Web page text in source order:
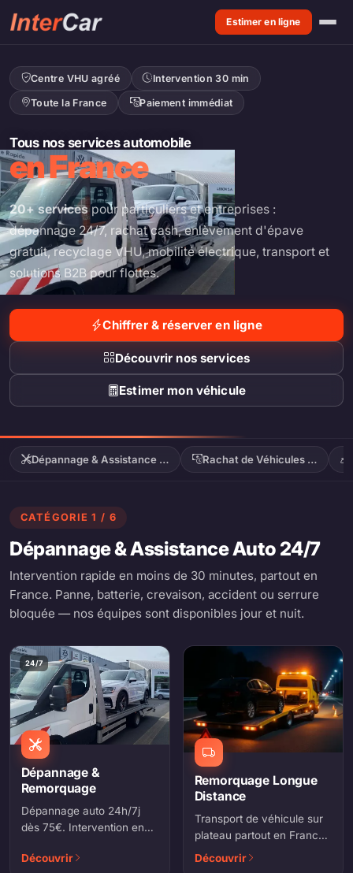
Estimer en ligne
Centre VHU agréé Intervention 30 min
Toute la France Paiement immédiat
Tous nos services automobile
en France
20+ servicespour particuliers et entreprises :
dépannage 24/7, rachat cash, enlèvement d'épave
gratuit, recyclage VHU, mobilité électrique, transport et
solutions B2B pour flottes.
Chiffrer & réserver en ligne
Découvrir nos services
Estimer mon véhicule
Dépannage & Assistance … Rachat de Véhicules …
CATÉGORIE 1 / 6
Dépannage & Assistance Auto 24/7
Intervention rapide en moins de 30 minutes, partout en
France. Panne, batterie, crevaison, accident ou serrure
bloquée — nos équipes sont disponibles jour et nuit.
24/7
Dépannage &
Remorquage
Dépannage auto 24h/7j
dès 75€. Intervention en
assurances, remorquage
Découvrir
Remorquage Longue
Distance
Transport de véhicule sur
plateau partout en France.
Voitures, utilitaires,
Découvrir